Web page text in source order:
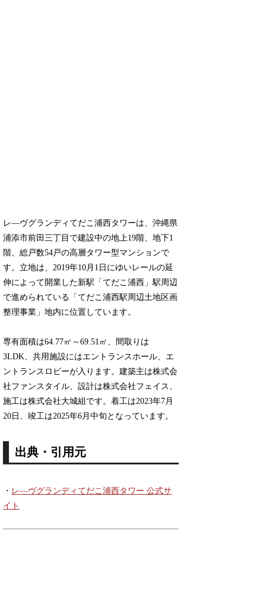
レ―ヴグランディてだこ浦西タワーは、沖縄県
浦添市前田三丁目で建設中の地上19階、地下1
階、総戸数54戸の高層タワー型マンションで
す。立地は、2019年10月1日にゆいレールの延
伸によって開業した新駅「てだこ浦西」駅周辺
で進められている「てだこ浦西駅周辺土地区画
整理事業」地内に位置しています。
専有面積は64.77㎡～69.51㎡、間取りは
3LDK、共用施設にはエントランスホール、エ
ントランスロビーが入ります。建築主は株式会
社ファンスタイル、設計は株式会社フェイス、
施工は株式会社大城組です。着工は2023年7月
20日、竣工は2025年6月中旬となっています。
出典・引用元
・ レ―ヴグランディてだこ浦西タワー 公式サ
イト